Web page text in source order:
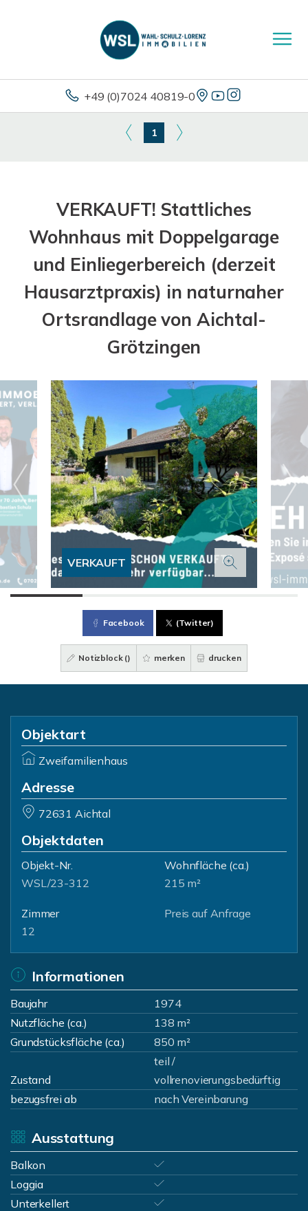
+49 (0)7024 40819-0
1
VERKAUFT! Stattliches
Wohnhaus mit Doppelgarage
und Einliegerbereich (derzeit
Hausarztpraxis) in naturnaher
Ortsrandlage von Aichtal-
Grötzingen
VERKAUFT
Facebook (Twitter)
Notizblock () merken drucken
Objektart
Zweifamilienhaus
Adresse
72631 Aichtal
Objektdaten
Objekt-Nr.
WSL/23-312
Wohnfläche (ca.)
215 m²
Zimmer
12
Preis auf Anfrage
Informationen
Baujahr
1974
Nutzfläche (ca.)
138 m²
Grundstücksfläche (ca.)
850 m²
Zustand
teil /
vollrenovierungsbedürftig
bezugsfrei ab
nach Vereinbarung
Ausstattung
Balkon
Loggia
Unterkellert